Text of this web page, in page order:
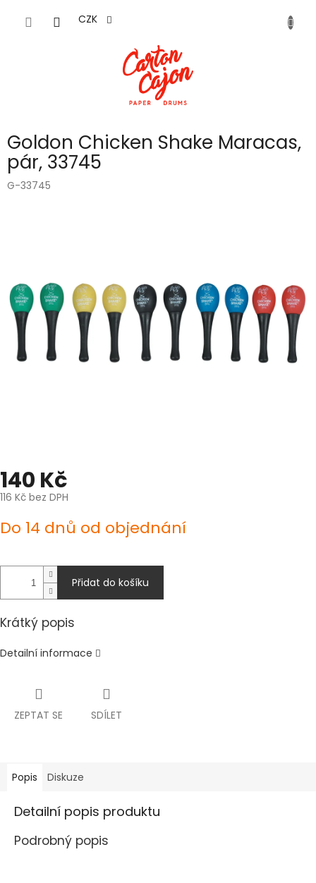
CZK
Goldon Chicken Shake Maracas,
pár, 33745
G-33745
140 Kč
116 Kč bez DPH
cena:
Do 14 dnů od objednání
Přidat do košíku
Krátký popis
Detailní informace
ZEPTAT SE SDÍLET
Popis Diskuze
Detailní popis produktu
Podrobný popis